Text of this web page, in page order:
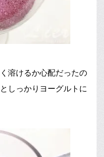
溶けるか心配だったの
しっかりヨーグルトに